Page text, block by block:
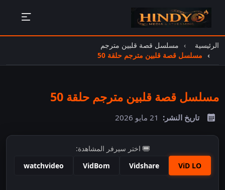
الرئيسية
مسلسل قصة قلبين مترجم
مسلسل قصة قلبين مترجم حلقة 50
مسلسل قصة قلبين مترجم حلقة 50
تاريخ النشر: 21 مايو 2026
اختر سيرفر المشاهدة:
ViD LO
Vidshare
VidBom
watchvideo